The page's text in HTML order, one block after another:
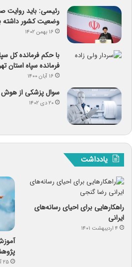
رئیسی: باید روایت
وضعیت کشور داشته
۱۶ بهمن ۱۴۰۲
با حکم فرمانده کل
فرمانده سپاه استان
۱۶ آبان ۱۴۰۰
سوال پزشکی از هوش
۲۰ دی ۱۴۰۲
یادداشت
راهکارهایی برای احیای رسانه‌های
ایرانی
۴ اردیبهشت ۱۴۰۱
۲۵ آذر ۱۴۰۳